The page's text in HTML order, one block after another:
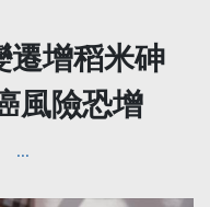
遷增稻米砷
風險恐增
...